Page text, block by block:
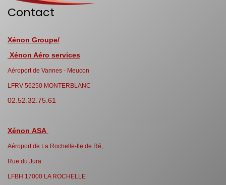
Contact
Xénon Groupe/
Xénon Aéro services
Aéroport de Vannes - Meucon
LFRV 56250 MONTERBLANC
02.52.32.75.61
Xénon ASA
Aéroport de La Rochelle-Ile de Ré,
Rue du Jura
LFBH 17000 LA ROCHELLE